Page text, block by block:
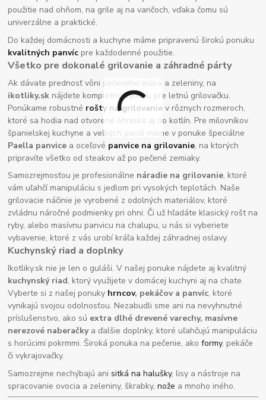
použitie nad ohňom, na grile aj na varičoch, vďaka čomu sú
univerzálne a praktické.
Do každej domácnosti a kuchyne máme pripravenú širokú ponuku
kvalitných panvíc pre každodenné použitie.
Všetko pre dokonalé grilovanie a záhradné párty
Ak dávate prednosť vôni pečeného mäsa a zeleniny, na
ikotliky.sk nájdete kompletnú výbavu pre letnú grilovačku.
Ponúkame robustné rošty na grilovanie v rôznych rozmeroch,
ktoré sa hodia nad otvorené ohnisko aj do kotlín. Pre milovníkov
španielskej kuchyne a veľkých porcií máme v ponuke špeciálne
Paella panvice a oceľové panvice na grilovanie, na ktorých
pripravíte všetko od steakov až po pečené zemiaky.
Samozrejmosťou je profesionálne náradie na grilovanie, ktoré
vám uľahčí manipuláciu s jedlom pri vysokých teplotách. Naše
grilovacie náčinie je vyrobené z odolných materiálov, ktoré
zvládnu náročné podmienky pri ohni. Či už hľadáte klasický rošt na
ryby, alebo masívnu panvicu na chalupu, u nás si vyberiete
vybavenie, ktoré z vás urobí kráľa každej záhradnej oslavy.
Kuchynský riad a doplnky
Ikotliky.sk nie je len o guláši. V našej ponuke nájdete aj kvalitný
kuchynský riad, ktorý využijete v domácej kuchyni aj na chate.
Vyberte si z našej ponuky hrncov, pekáčov a panvíc, ktoré
vynikajú svojou odolnosťou. Nezabudli sme ani na nevyhnutné
príslušenstvo, ako sú extra dlhé drevené varechy, masívne
nerezové naberačkya ďalšie doplnky, ktoré uľahčujú manipuláciu
s horúcimi pokrmmi. Široká ponuka na pečenie, akoformy, pekáče
či vykrajovačky.
Samozrejme nechýbajú anisitká na halušky, lisy a nástroje na
spracovanie ovocia a zeleniny, škrabky,nože a mnoho iného.